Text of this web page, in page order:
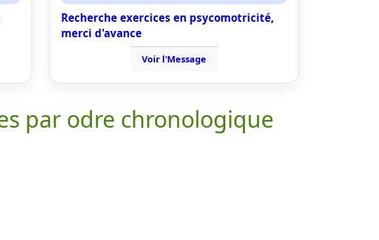
Recherche exercices en psycomotricité,
merci d'avance
Voir l'Message
par odre chronologique